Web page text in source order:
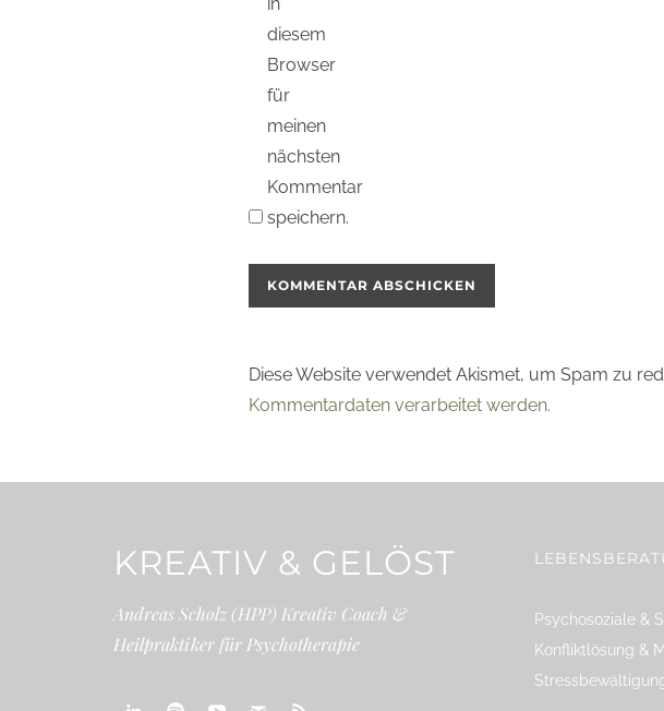
in
diesem
Browser
für
meinen
nächsten
Kommentar
speichern.
Diese Website verwendet Akismet, um Spam zu
Kommentardaten verarbeitet werden.
KREATIV & GELÖST
Andreas Scholz (HPP) Kreativ Coach &
Heilpraktiker für Psychotherapie
Psychosoziale &
Konfliktlösung &